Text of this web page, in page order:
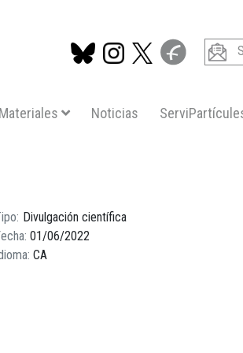
Materiales Noticias
Divulgación científica
01/06/2022
CA